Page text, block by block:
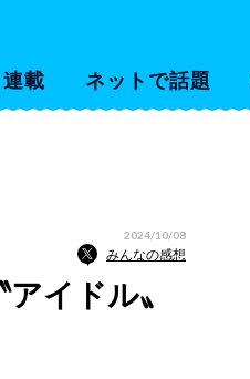
連載 ネットで話題
2024/10/08
みんなの感想
イドル〟